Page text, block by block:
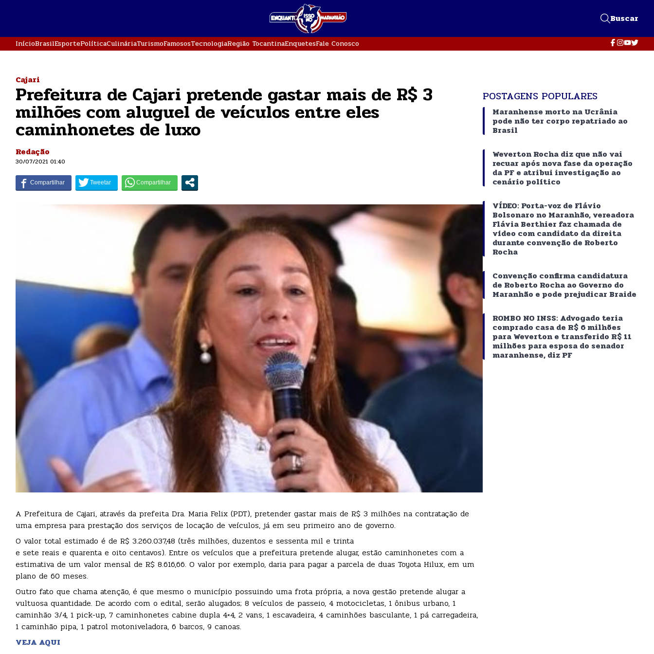
Buscar
InícioBrasilEsportePolíticaCulináriaTurismoFamososTecnologiaRegião TocantinaEnquetesFale Conosco
Cajari
Prefeitura de Cajari pretende gastar mais de R$ 3
milhões com aluguel de veículos entre eles
caminhonetes de luxo
Redação
30/07/2021 01:40
A Prefeitura de Cajari, através da prefeita Dra. Maria Felix (PDT), pretender gastar mais de R$ 3 milhões na contratação de
uma empresa para prestação dos serviços de locação de veículos, já em seu primeiro ano de governo.
O valor total estimado é de R$ 3.260.037,48 (três milhões, duzentos e sessenta mil e trinta
e sete reais e quarenta e oito centavos). Entre os veículos que a prefeitura pretende alugar, estão caminhonetes com a
estimativa de um valor mensal de R$ 8.616,66. O valor por exemplo, daria para pagar a parcela de duas Toyota Hilux, em um
plano de 60 meses.
Outro fato que chama atenção, é que mesmo o município possuindo uma frota própria, a nova gestão pretende alugar a
vultuosa quantidade. De acordo com o edital, serão alugados; 8 veículos de passeio, 4 motocicletas, 1 ônibus urbano, 1
caminhão 3/4, 1 pick-up, 7 caminhonetes cabine dupla 4×4, 2 vans, 1 escavadeira, 4 caminhões basculante, 1 pá carregadeira,
1 caminhão pipa, 1 patrol motoniveladora, 6 barcos, 9 canoas.
VEJA AQUI
POSTAGENS POPULARES
Maranhense morto na Ucrânia
pode não ter corpo repatriado ao
Brasil
Weverton Rocha diz que não vai
recuar após nova fase da operação
da PF e atribui investigação ao
cenário político
VÍDEO: Porta-voz de Flávio
Bolsonaro no Maranhão, vereadora
Flávia Berthier faz chamada de
vídeo com candidato da direita
durante convenção de Roberto
Rocha
Convenção confirma candidatura
de Roberto Rocha ao Governo do
Maranhão e pode prejudicar Braide
ROMBO NO INSS: Advogado teria
comprado casa de R$ 6 milhões
para Weverton e transferido R$ 11
milhões para esposa do senador
maranhense, diz PF